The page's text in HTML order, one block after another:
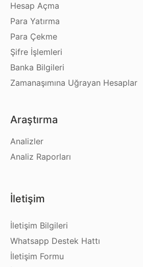
Hesap Açma
Para Yatırma
Para Çekme
Şifre İşlemleri
Banka Bilgileri
Zamanaşımına Uğrayan Hesaplar
Araştırma
Analizler
Analiz Raporları
İletişim
İletişim Bilgileri
Whatsapp Destek Hattı
İletişim Formu